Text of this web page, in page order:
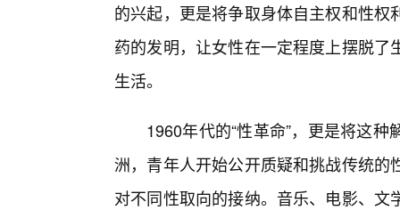
的兴起，更是将争取身体自主权和性
药的发明，让女性在一定程度上摆脱
生活。
1960年代的“性革命”，更是将这
洲，青年人开始公开质疑和挑战传统
对不同性取向的接纳。音乐、电影、